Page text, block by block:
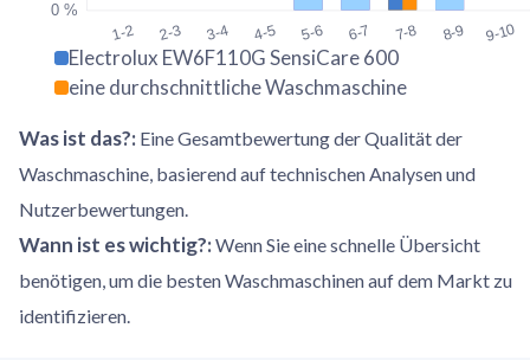
1-2 2-3 3-4 4-5 5-6 6-7 7-8 8-9 9-10
0 %
Electrolux EW6F110G SensiCare 600
eine durchschnittliche Waschmaschine
Was ist das?: Eine Gesamtbewertung der Qualität der
Waschmaschine, basierend auf technischen Analysen und
Nutzerbewertungen.
Wann ist es wichtig?: Wenn Sie eine schnelle Übersicht
benötigen, um die besten Waschmaschinen auf dem Markt zu
identifizieren.